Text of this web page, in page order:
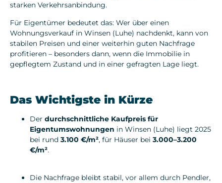
starken Verkehrsanbindung.
Für Eigentümer bedeutet das: Wer über einen
Wohnungsverkauf in Winsen (Luhe) nachdenkt, kann von
stabilen Preisen und einer weiterhin guten Nachfrage
profitieren – besonders dann, wenn die Immobilie in
gepflegtem Zustand und in einer gefragten Lage liegt.
Das Wichtigste in Kürze
Der durchschnittliche Kaufpreis für
Eigentumswohnungen in Winsen (Luhe) liegt 2025
bei rund 3.100 €/m², für Häuser bei 3.000–3.200
€/m².
Die Nachfrage bleibt stabil, vor allem durch Pendler,